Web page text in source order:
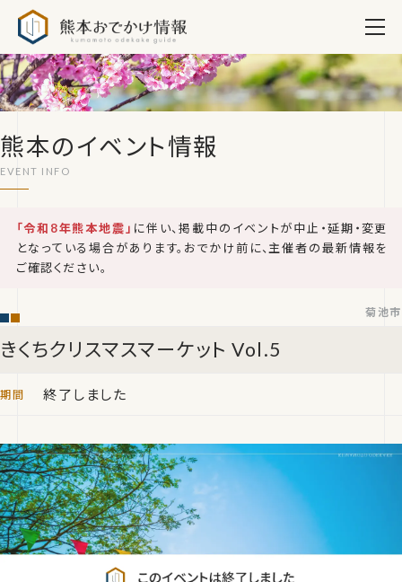
熊本のイベント情報
「令和8年熊本地震」 に伴い、掲載中のイベントが中止・延期・変更
となっている場合があります。おでかけ前に、主催者の最新情報を
ご確認ください。
きくちクリスマスマーケット Vol.5
菊池市
終了しました